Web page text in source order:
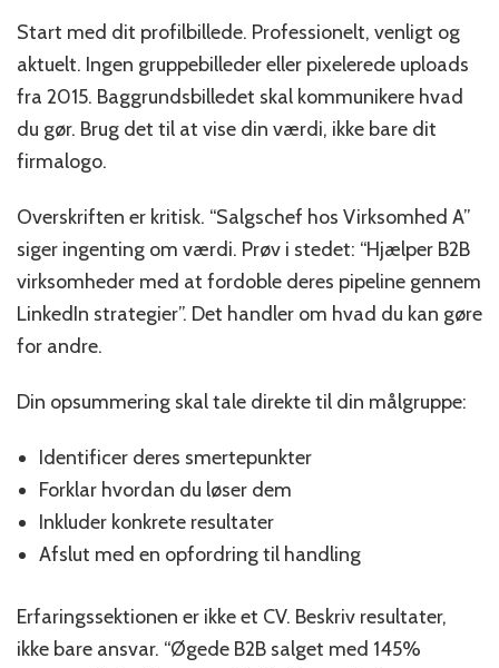
Start med dit profilbillede. Professionelt, venligt og
aktuelt. Ingen gruppebilleder eller pixelerede uploads
fra 2015. Baggrundsbilledet skal kommunikere hvad
du gør. Brug det til at vise din værdi, ikke bare dit
firmalogo.
Overskriften er kritisk. “Salgschef hos Virksomhed A”
siger ingenting om værdi. Prøv i stedet: “Hjælper B2B
virksomheder med at fordoble deres pipeline gennem
LinkedIn strategier”. Det handler om hvad du kan gøre
for andre.
Din opsummering skal tale direkte til din målgruppe:
Identificer deres smertepunkter
Forklar hvordan du løser dem
Inkluder konkrete resultater
Afslut med en opfordring til handling
Erfaringssektionen er ikke et CV. Beskriv resultater,
ikke bare ansvar. “Øgede B2B salget med 145%